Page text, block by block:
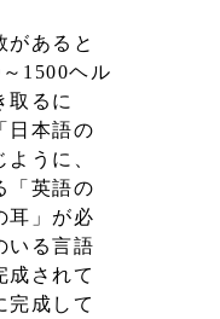
があると
1500ヘル
取るに
日本語の
うに、
「英語の
耳」が必
いる言語
成されて
完成して